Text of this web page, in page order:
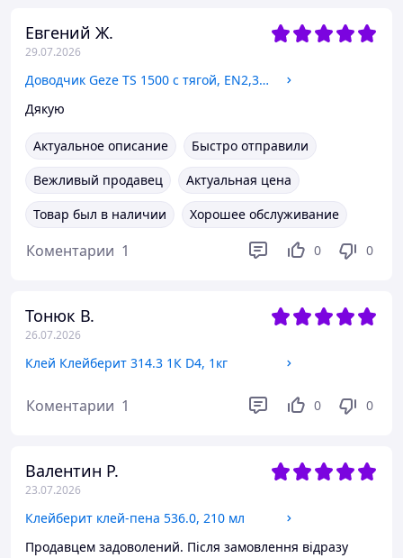
Евгений Ж.
29.07.2026
Доводчик Geze TS 1500 с тягой, EN2,3,4; Антрацит
Дякую
Актуальное описание
Быстро отправили
Вежливый продавец
Актуальная цена
Товар был в наличии
Хорошее обслуживание
Коментарии 1 0 0
Тонюк В.
26.07.2026
Клей Клейберит 314.3 1К D4, 1кг
Коментарии 1 0 0
Валентин Р.
23.07.2026
Клейберит клей-пена 536.0, 210 мл
Продавцем задоволений. Після замовлення відразу